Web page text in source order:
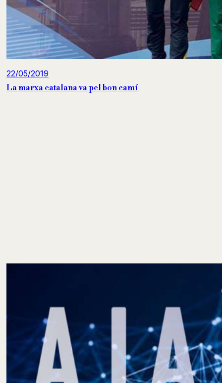
22/05/2019
La marxa catalana va pel bon camí